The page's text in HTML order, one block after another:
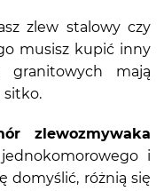
zlew stalowy czy
musisz kupić inny
mają
sitko.
zlewozmywaka
i
domyślić, różnią się